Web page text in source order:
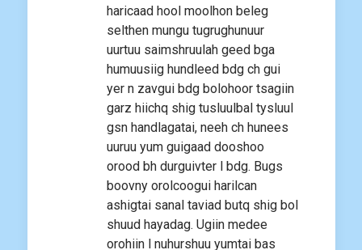
haricaad hool moolhon beleg
selthen mungu tugrughunuur
uurtuu saimshruulah geed bga
humuusiig hundleed bdg ch gui
yer n zavgui bdg bolohoor tsagiin
garz hiichq shig tusluulbal tysluul
gsn handlagatai, neeh ch hunees
uuruu yum guigaad dooshoo
orood bh durguivter l bdg. Bugs
boovny orolcoogui harilcan
ashigtai sanal taviad butq shig bol
shuud hayadag. Ugiin medee
orohiin l nuhurshuu yumtai bas